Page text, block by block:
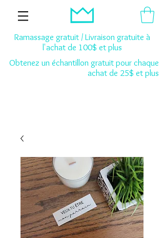
Ramassage gratuit / Livraison gratuite à
l'achat de 100$ et plus
Obtenez un échantillon gratuit pour chaque
achat de 25$ et plus